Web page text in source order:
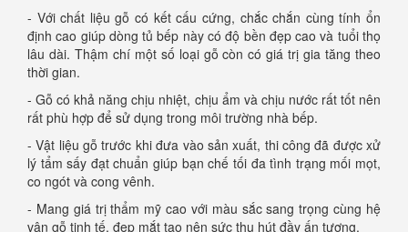
- Với chất liệu gỗ có kết cấu cứng, chắc chắn cùng tính ổn
định cao giúp dòng tủ bếp này có độ bền đẹp cao và tuổi thọ
lâu dài. Thậm chí một số loại gỗ còn có giá trị gia tăng theo
thời gian.
- Gỗ có khả năng chịu nhiệt, chịu ẩm và chịu nước rất tốt nên
rất phù hợp để sử dụng trong môi trường nhà bếp.
- Vật liệu gỗ trước khi đưa vào sản xuất, thi công đã được xử
lý tẩm sấy đạt chuẩn giúp bạn chế tối đa tình trạng mối mọt,
co ngót và cong vênh.
- Mang giá trị thẩm mỹ cao với màu sắc sang trọng cùng hệ
vân gỗ tinh tế, đẹp mắt tạo nên sức thu hút đầy ấn tượng.